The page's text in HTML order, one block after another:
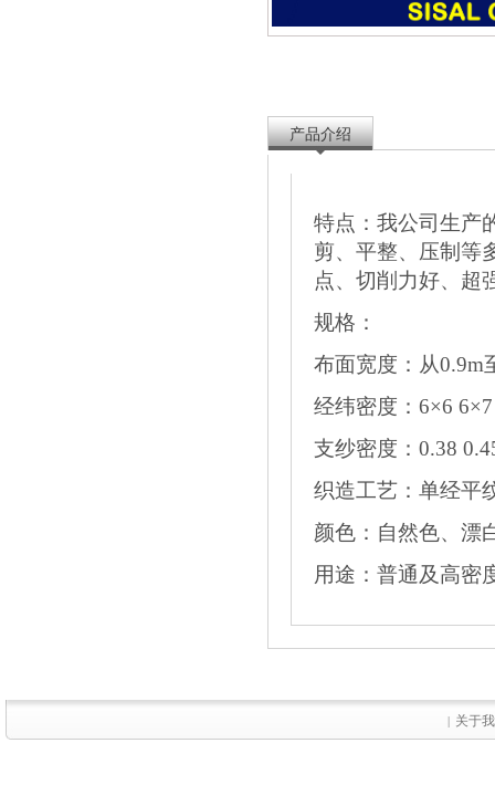
产品介绍
特点：我公司生产
剪、平整、压制等
点、切削力好、超
规格：
布面宽度：从0.9m
经纬密度： 6×6 6×
支纱密度：0.38
织造工艺：单经平
颜色：自然色、漂
用途：普通及高密
| 关于